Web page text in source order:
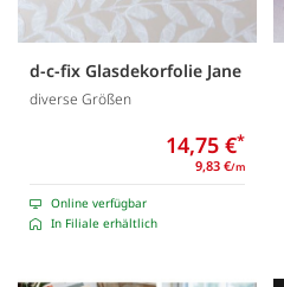
d-c-fix Glasdekorfolie Jane
diverse Größen
14,75 €*
9,83 €/m
Online verfügbar
In Filiale erhältlich